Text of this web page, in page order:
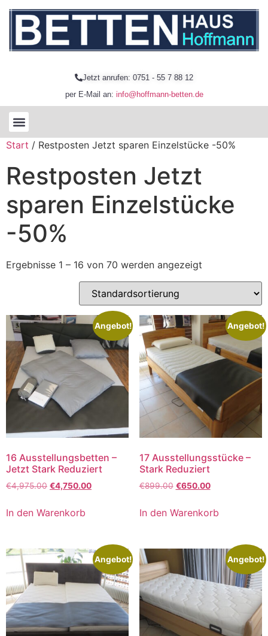
Jetzt anrufen: 0751 - 55 7 88 12
per E-Mail an: info@hoffmann-betten.de
Start / Restposten Jetzt sparen Einzelstücke -50%
Restposten Jetzt
sparen Einzelstücke
-50%
Ergebnisse 1 – 16 von 70 werden angezeigt
Angebot!
16 Ausstellungsbetten –
Jetzt Stark Reduziert
€4,975.00 €4,750.00
In den Warenkorb
Angebot!
17 Ausstellungsstücke –
Stark Reduziert
€899.00 €650.00
In den Warenkorb
Angebot! Angebot!